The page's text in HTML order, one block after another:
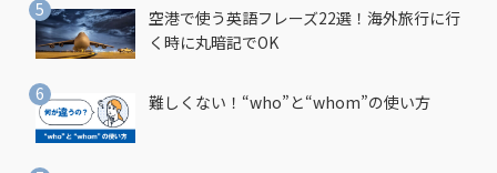
空港で使う英語フレーズ22選！海外旅行に行
く時に丸暗記でOK
難しくない！“who”と“whom”の使い方